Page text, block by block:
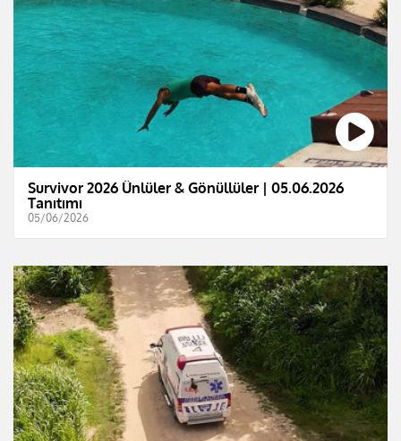
Survivor 2026 Ünlüler & Gönüllüler | 05.06.2026
Tanıtımı
05/06/2026